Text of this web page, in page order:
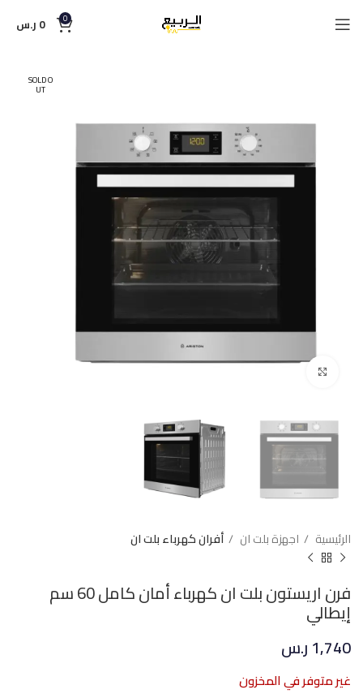
0
0 ر.س
SOLD O
UT
الرئيسية اجهزة بلت ان أفران كهرباء بلت ان
فرن اريستون بلت ان كهرباء أمان كامل 60 سم
إيطالي
1,740ر.س
غير متوفر في المخزون